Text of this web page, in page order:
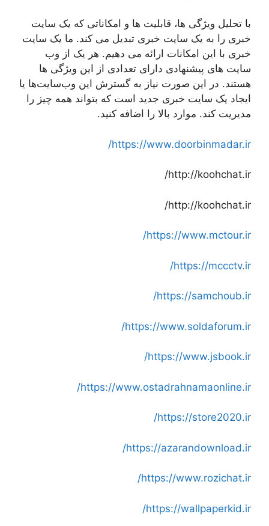
با تحلیل ویژگی ها، قابلیت ها و امکاناتی که یک سایت
خبری را به یک سایت خبری تبدیل می کند. ما یک سایت
خبری با این امکانات ارائه می دهیم. هر یک از وب
سایت های پیشنهادی دارای تعدادی از این ویژگی ها
هستند. در این صورت نیاز به گسترش این وب‌سایت‌ها یا
ایجاد یک سایت خبری جدید است که بتواند همه چیز را
مدیریت کند. موارد بالا را اضافه کنید.
https://www.doorbinmadar.ir/
http://koohchat.ir/
http://koohchat.ir/
https://www.mctour.ir/
https://mccctv.ir/
https://samchoub.ir/
https://www.soldaforum.ir/
https://www.jsbook.ir/
https://www.ostadrahnamaonline.ir/
https://store2020.ir/
https://azarandownload.ir/
https://www.rozichat.ir/
https://wallpaperkid.ir/